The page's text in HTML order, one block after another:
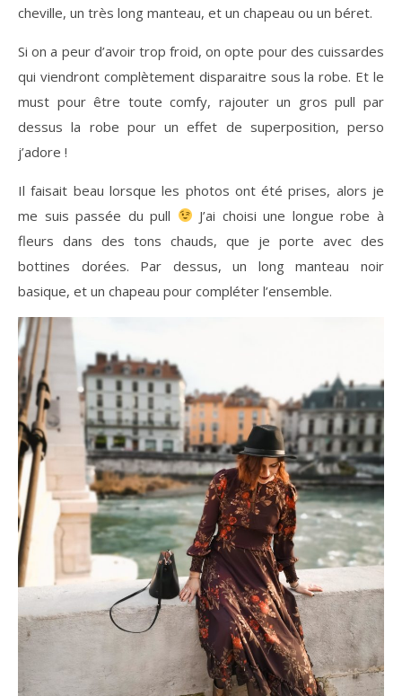
cheville, un très long manteau, et un chapeau ou un béret.
Si on a peur d’avoir trop froid, on opte pour des cuissardes
qui viendront complètement disparaitre sous la robe. Et le
must pour être toute comfy, rajouter un gros pull par
dessus la robe pour un effet de superposition, perso
j’adore !
Il faisait beau lorsque les photos ont été prises, alors je
me suis passée du pull
J’ai choisi une longue robe à
fleurs dans des tons chauds, que je porte avec des
bottines dorées. Par dessus, un long manteau noir
basique, et un chapeau pour compléter l’ensemble.